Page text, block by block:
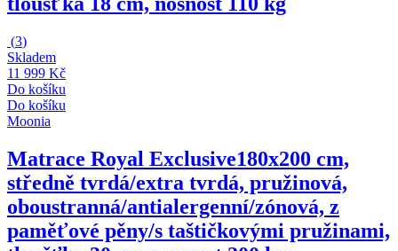
(3)
Skladem
11 999 Kč
Do košíku
Do košíku
Moonia
Matrace Royal Exclusive180x200 cm,
středně tvrdá/extra tvrdá, pružinová,
oboustranná/antialergenní/zónová, z
paměťové pěny/s taštičkovými pružinami,